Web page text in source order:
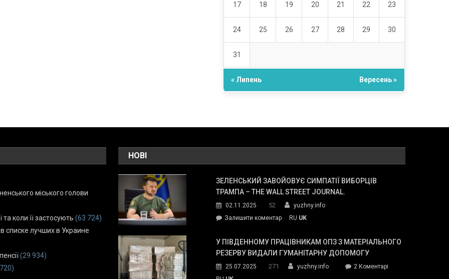
17 18 19 20 21 22 23
24 25 26 27 28 29 30
31
« Липень Вересень »
міського голови
коли її застосують (63 724)
списке лучших в Украине
(29 934)
НОВІ
ЗЕЛЕНСЬКИЙ ЗАВОЙОВУЄ СИМПАТІЇ ВИБОРЦІВ
ТРАМПА – THE WALL STREET JOURNAL.
02.11.2025 52
yuzhny.info
Залишити коментарon
завойовує
симпатії
Трампа
RU UK
У ПІВДЕННОМУ ПРАЦІВНИКАМ ОПЗ З МАТЕРІАЛЬНОГО
РЕЗЕРВУ ВИДАЛИ ГУМАНІТАРНУ ДОПОМОГУ
25.07.2025 271 yuzhny.info 2 Коментарідо